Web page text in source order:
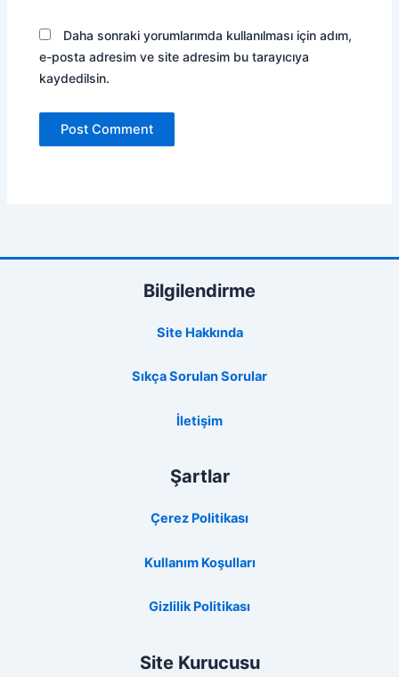
Daha sonraki yorumlarımda kullanılması için adım,
e-posta adresim ve site adresim bu tarayıcıya
kaydedilsin.
Bilgilendirme
Site Hakkında
Sıkça Sorulan Sorular
İletişim
Şartlar
Çerez Politikası
Kullanım Koşulları
Gizlilik Politikası
Site Kurucusu